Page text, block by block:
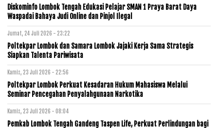
Diskominfo Lombok Tengah Edukasi Pelajar SMAN 1 Praya Barat Daya
Waspadai Bahaya Judi Online dan Pinjol Ilegal
Jumat, 24 Juli 2026 - 23:22
Poltekpar Lombok dan Samara Lombok Jajaki Kerja Sama Strategis
Siapkan Talenta Pariwisata
Kamis, 23 Juli 2026 - 22:56
Poltekpar Lombok Perkuat Kesadaran Hukum Mahasiswa Melalui
Seminar Pencegahan Penyalahgunaan Narkotika
Kamis, 23 Juli 2026 - 08:04
Pemkab Lombok Tengah Gandeng Taspen Life, Perkuat Perlindungan bagi